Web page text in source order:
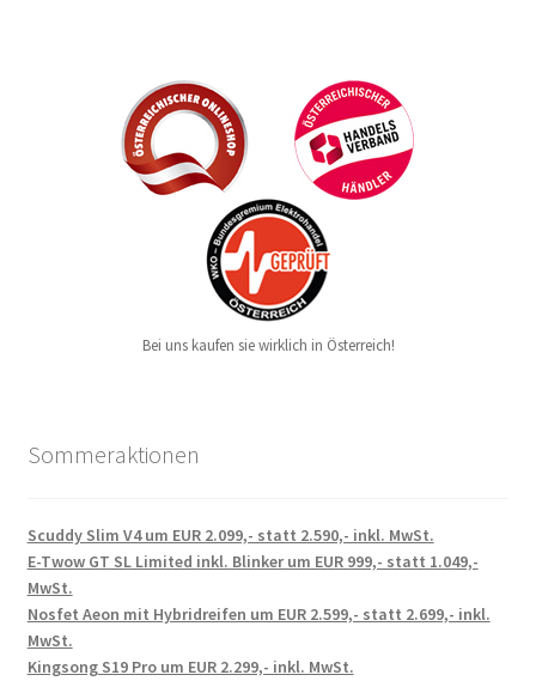
Bei uns kaufen sie wirklich in Österreich!
Sommeraktionen
Scuddy Slim V4 um EUR 2.099,- statt 2.590,- inkl. MwSt.
E-Twow GT SL Limited inkl. Blinker um EUR 999,- statt 1.049,-
MwSt.
Nosfet Aeon mit Hybridreifen um EUR 2.599,- statt 2.699,- inkl.
MwSt.
Kingsong S19 Pro um EUR 2.299,- inkl. MwSt.